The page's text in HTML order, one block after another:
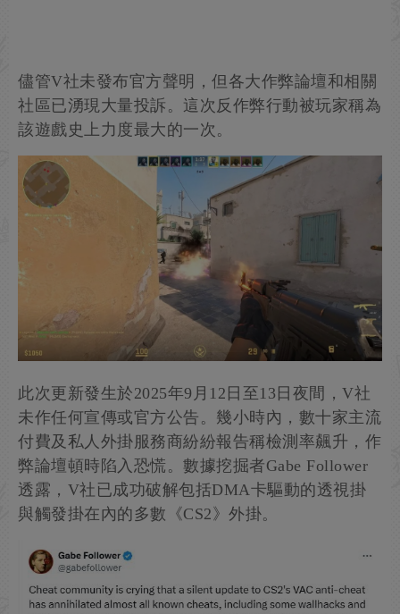
儘管V社未發布官方聲明，但各大作弊論壇和相關
社區已湧現大量投訴。這次反作弊行動被玩家稱為
該遊戲史上力度最大的一次。
此次更新發生於2025年9月12日至13日夜間，V社
未作任何宣傳或官方公告。幾小時內，數十家主流
付費及私人外掛服務商紛紛報告稱檢測率飆升，作
弊論壇頓時陷入恐慌。數據挖掘者Gabe Follower
透露，V社已成功破解包括DMA卡驅動的透視掛
與觸發掛在內的多數《CS2》外掛。